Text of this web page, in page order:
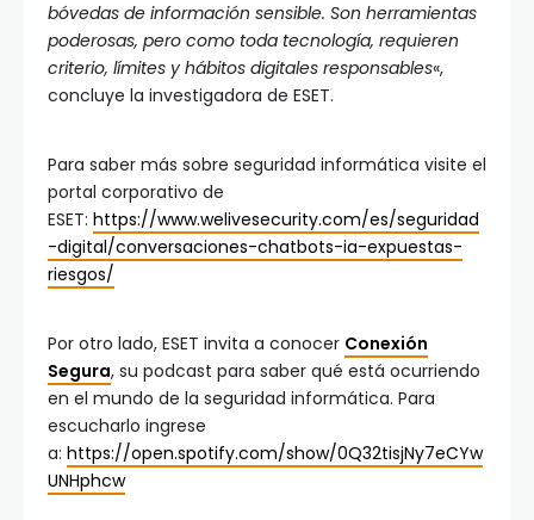
bóvedas de información sensible. Son herramientas
poderosas, pero como toda tecnología, requieren
criterio, límites y hábitos digitales responsables«,
concluye la investigadora de ESET.
Para saber más sobre seguridad informática visite el
portal corporativo de
ESET: https://www.welivesecurity.com/es/seguridad
-digital/conversaciones-chatbots-ia-expuestas-
riesgos/
Por otro lado, ESET invita a conocer Conexión
Segura, su podcast para saber qué está ocurriendo
en el mundo de la seguridad informática. Para
escucharlo ingrese
a: https://open.spotify.com/show/0Q32tisjNy7eCYw
UNHphcw